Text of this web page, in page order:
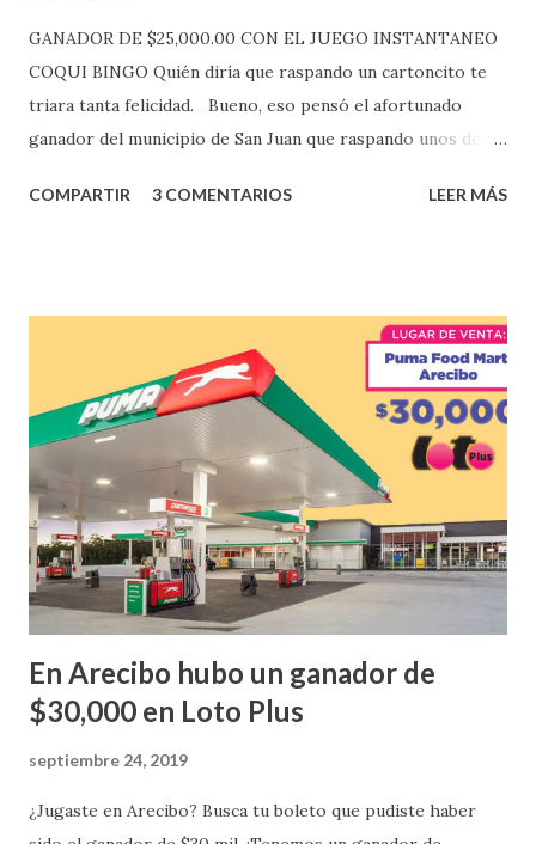
GANADOR DE $25,000.00 CON EL JUEGO INSTANTANEO
COQUI BINGO Quién diría que raspando un cartoncito te
triara tanta felicidad. Bueno, eso pensó el afortunado
ganador del municipio de San Juan que raspando unos de
obtuvo un premio de $25,000,00 dólares. Este es el anuncio
ganador fue vendido en la farmacia Yarimar de la
Urbanización Las Lomas en el Municipio de San Juan
¡Enhorabuena que lo disfrute!
...
COMPARTIR 3 COMENTARIOS LEER MÁS
En Arecibo hubo un ganador de
$30,000 en Loto Plus
septiembre 24, 2019
¿Jugaste en Arecibo? Busca tu boleto que pudiste haber